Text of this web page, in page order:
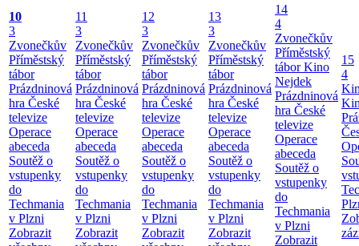
10
3
Zvonečkův
Příměstský
tábor
Prázdninová
hra České
televize
Operace
abeceda
Soutěž o
vstupenky
do
Techmania
v Plzni
Zobrazit
11
3
Zvonečkův
Příměstský
tábor
Prázdninová
hra České
televize
Operace
abeceda
Soutěž o
vstupenky
do
Techmania
v Plzni
Zobrazit
12
3
Zvonečkův
Příměstský
tábor
Prázdninová
hra České
televize
Operace
abeceda
Soutěž o
vstupenky
do
Techmania
v Plzni
Zobrazit
13
3
Zvonečkův
Příměstský
tábor
Prázdninová
hra České
televize
Operace
abeceda
Soutěž o
vstupenky
do
Techmania
v Plzni
Zobrazit
14
4
Zvonečkův
Příměstský
táborKino
Nejdek
Prázdninová
hra České
televize
Operace
abeceda
Soutěž o
vstupenky
do
Techmania
v Plzni
Zobrazit
15
4